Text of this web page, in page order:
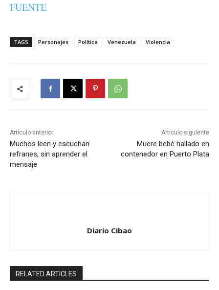
FUENTE
TAGS Personajes Política Venezuela Violencia
Artículo anterior
Muchos leen y escuchan
refranes, sin aprender el
mensaje
Artículo siguiente
Muere bebé hallado en
contenedor en Puerto Plata
Diario Cibao
RELATED ARTICLES